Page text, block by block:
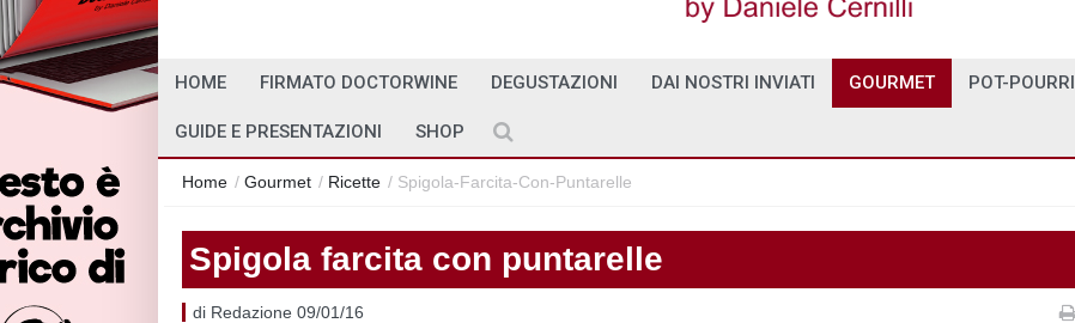
HOME FIRMATO DOCTORWINE DEGUSTAZIONI DAI NOSTRI INVIATI GOURMET POT-POURRI
GUIDE E PRESENTAZIONI SHOP
Home / Gourmet / Ricette / Spigola-Farcita-Con-Puntarelle
Spigola farcita con puntarelle
di Redazione 09/01/16